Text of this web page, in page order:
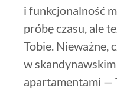
i funkcjonalność
próbę czasu, ale
Tobie. Nieważne,
w
apartamentami —